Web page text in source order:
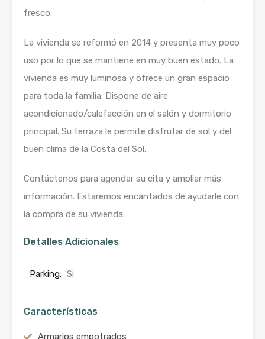
fresco.
La vivienda se reformó en 2014 y presenta muy poco
uso por lo que se mantiene en muy buen estado. La
vivienda es muy luminosa y ofrece un gran espacio
para toda la familia. Dispone de aire
acondicionado/calefacción en el salón y dormitorio
principal. Su terraza le permite disfrutar de sol y del
buen clima de la Costa del Sol.
Contáctenos para agendar su cita y ampliar más
información. Estaremos encantados de ayudarle con
la compra de su vivienda.
Detalles Adicionales
Parking: Si
Características
Armarios empotrados